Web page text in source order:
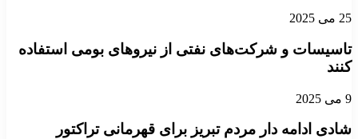
25 می 2025
تاسیسات و شرکت‌های نفتی از نیروهای بومی استفاده
کنند
9 می 2025
شادی ادامه دار مردم تبریز برای قهرمانی تراکتور